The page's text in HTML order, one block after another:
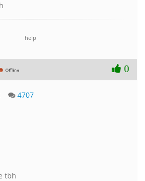
help
0
4707
tbh